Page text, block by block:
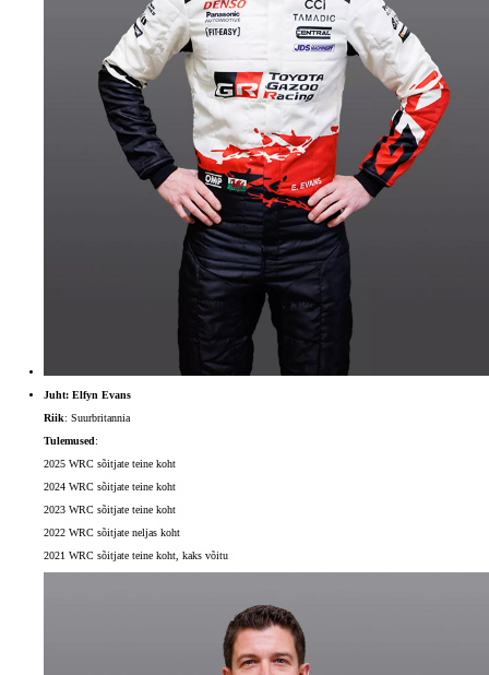
Juht: Elfyn Evans
Riik: Suurbritannia
Tulemused:
2025 WRC sõitjate teine koht
2024 WRC sõitjate teine koht
2023 WRC sõitjate teine koht
2022 WRC sõitjate neljas koht
2021 WRC sõitjate teine koht, kaks võitu